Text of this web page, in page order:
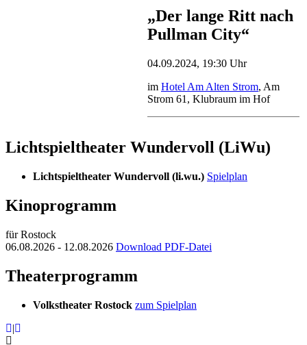
„Der lange Ritt nach
Pullman City“
04.09.2024, 19:30 Uhr
im Hotel Am Alten Strom, Am
Strom 61, Klubraum im Hof
Lichtspieltheater Wundervoll (LiWu)
Lichtspieltheater Wundervoll (li.wu.) Spielplan
Kinoprogramm
für Rostock
06.08.2026 - 12.08.2026 Download PDF-Datei
Theaterprogramm
Volkstheater Rostock zum Spielplan
|